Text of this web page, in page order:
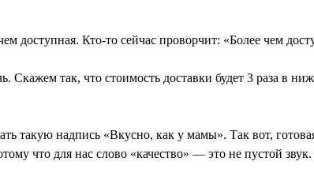
доступная. Кто-то сейчас проворчит: «Более чем
так, что стоимость доставки будет 3 раза в
надпись «Вкусно, как у мамы». Так вот,
что для нас слово «качество» — это не пустой